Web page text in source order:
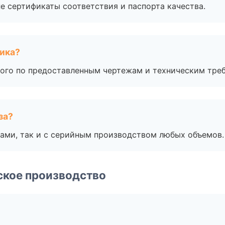
соответствия и паспорта качества.
по предоставленным чертежам и техническим
так и с серийным производством любых объемов.
производство